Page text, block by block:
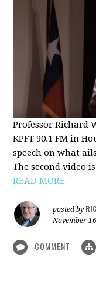
Professor Richard
KPFT 90.1 FM in
speech on what
The second video
READ MORE
posted by
November
COMMENT